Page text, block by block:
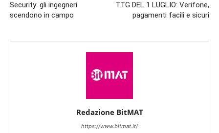
Security: gli ingegneri
scendono in campo
TTG DEL 1 LUGLIO: Verifone,
pagamenti facili e sicuri
Redazione BitMAT
https://www.bitmat.it/